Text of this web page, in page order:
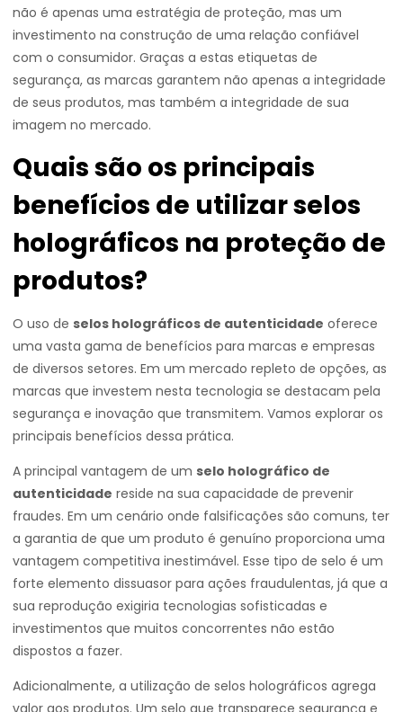
não é apenas uma estratégia de proteção, mas um
investimento na construção de uma relação confiável
com o consumidor. Graças a estas etiquetas de
segurança, as marcas garantem não apenas a integridade
de seus produtos, mas também a integridade de sua
imagem no mercado.
Quais são os principais
benefícios de utilizar selos
holográficos na proteção de
produtos?
O uso de selos holográficos de autenticidade oferece
uma vasta gama de benefícios para marcas e empresas
de diversos setores. Em um mercado repleto de opções, as
marcas que investem nesta tecnologia se destacam pela
segurança e inovação que transmitem. Vamos explorar os
principais benefícios dessa prática.
A principal vantagem de um selo holográfico de
autenticidade reside na sua capacidade de prevenir
fraudes. Em um cenário onde falsificações são comuns, ter
a garantia de que um produto é genuíno proporciona uma
vantagem competitiva inestimável. Esse tipo de selo é um
forte elemento dissuasor para ações fraudulentas, já que a
sua reprodução exigiria tecnologias sofisticadas e
investimentos que muitos concorrentes não estão
dispostos a fazer.
Adicionalmente, a utilização de selos holográficos agrega
valor aos produtos. Um selo que transparece segurança e